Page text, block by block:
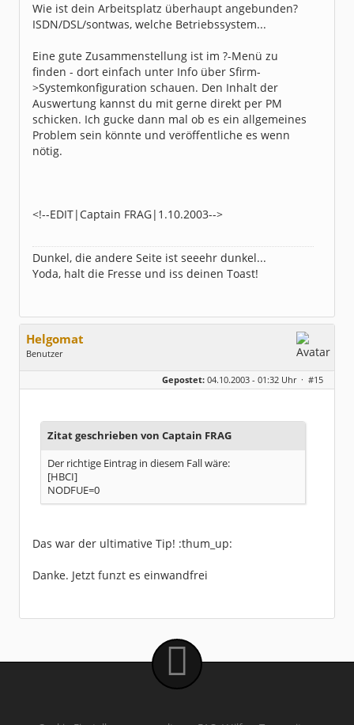
Wie ist dein Arbeitsplatz überhaupt angebunden?
ISDN/DSL/sontwas, welche Betriebssystem...
Eine gute Zusammenstellung ist im ?-Menü zu
finden - dort einfach unter Info über Sfirm-
>Systemkonfiguration schauen. Den Inhalt der
Auswertung kannst du mit gerne direkt per PM
schicken. Ich gucke dann mal ob es ein allgemeines
Problem sein könnte und veröffentliche es wenn
nötig.
<!--EDIT|Captain FRAG|1.10.2003-->
Dunkel, die andere Seite ist seeehr dunkel...
Yoda, halt die Fresse und iss deinen Toast!
Helgomat
Benutzer
Geschlecht:
keine Angabe
Dabei seit:
06 / 2003
Gepostet: 04.10.2003 - 01:32 Uhr · #15
Zitat geschrieben von Captain FRAG
Der richtige Eintrag in diesem Fall wäre:
[HBCI]
NODFUE=0
Das war der ultimative Tip! :thum_up:
Danke. Jetzt funzt es einwandfrei